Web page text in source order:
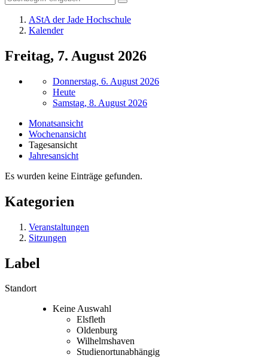
AStA der Jade Hochschule
Kalender
Freitag, 7. August 2026
Donnerstag, 6. August 2026
Heute
Samstag, 8. August 2026
Monatsansicht
Wochenansicht
Tagesansicht
Jahresansicht
Es wurden keine Einträge gefunden.
Kategorien
Veranstaltungen
Sitzungen
Label
Standort
Keine Auswahl
Elsfleth
Oldenburg
Wilhelmshaven
Studienortunabhängig